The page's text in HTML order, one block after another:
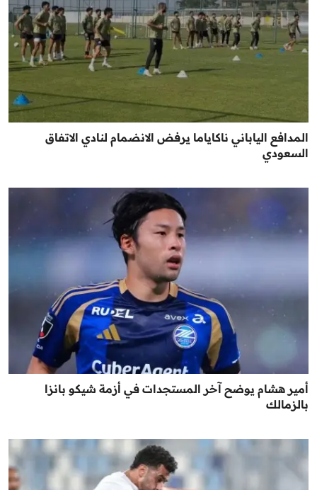
المدافع الياباني ناكاياما يرفض الانضمام لنادي الاتفاق
السعودي
أمير هشام يوضح آخر المستجدات في أزمة شيكو بانزا
بالزمالك